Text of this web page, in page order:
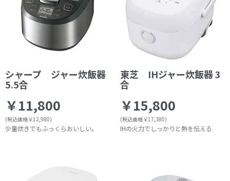
シャープ ジャー炊飯器
5.5合
￥11,800
(税込価格￥12,980)
少量炊きでもふっくらおいしい。
東芝 IHジャー炊飯器 3
合
￥15,800
(税込価格￥17,380)
IHの火力でしっかりと熱を伝える